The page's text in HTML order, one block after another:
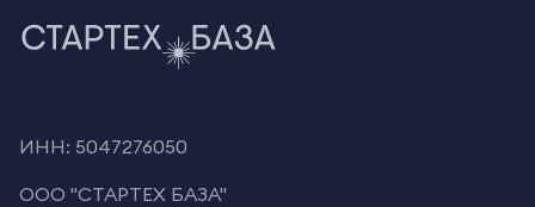
ИНН: 5047276050
OOO "СТАРТЕХ БАЗА"